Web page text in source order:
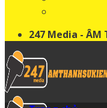
247 Media - ÂM